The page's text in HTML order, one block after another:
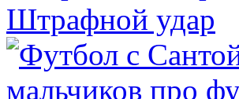
Штрафной удар